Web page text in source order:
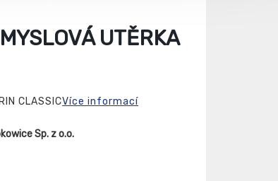
UTĚRKA
CLASSICVíce informací
Sp. z o.o.